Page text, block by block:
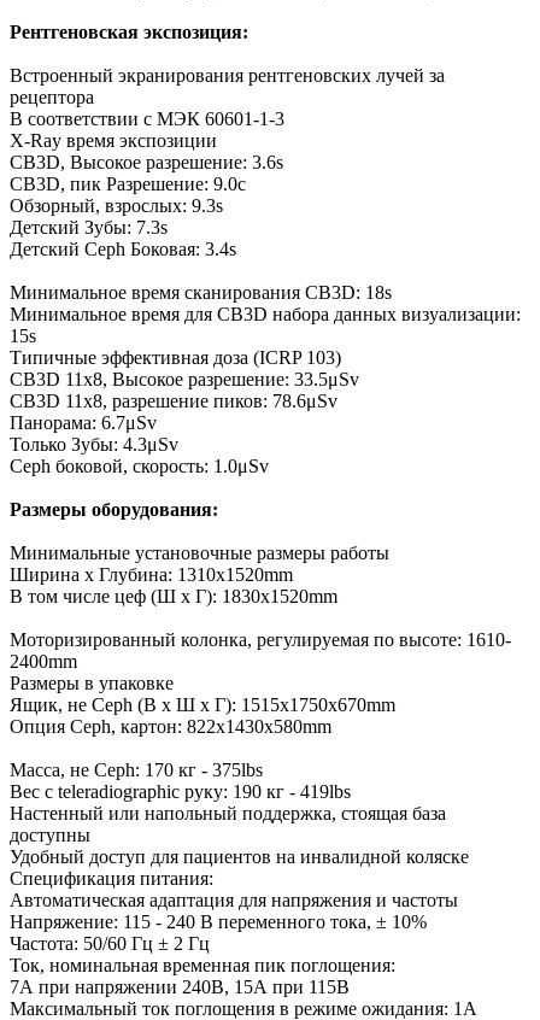
Рентгеновская экспозиция:
Встроенный экранирования рентгеновских лучей за
рецептора
В соответствии с МЭК 60601-1-3
X-Ray время экспозиции
CB3D, Высокое разрешение: 3.6s
CB3D, пик Разрешение: 9.0с
Обзорный, взрослых: 9.3s
Детский Зубы: 7.3s
Детский Ceph Боковая: 3.4s
Минимальное время сканирования CB3D: 18s
Минимальное время для CB3D набора данных визуализации:
15s
Типичные эффективная доза (ICRP 103)
CB3D 11x8, Высокое разрешение: 33.5μSv
CB3D 11x8, разрешение пиков: 78.6μSv
Панорама: 6.7μSv
Только Зубы: 4.3μSv
Ceph боковой, скорость: 1.0μSv
Размеры оборудования:
Минимальные установочные размеры работы
Ширина х Глубина: 1310x1520mm
В том числе цеф (Ш х Г): 1830x1520mm
Моторизированный колонка, регулируемая по высоте: 1610-
2400mm
Размеры в упаковке
Ящик, не Ceph (В х Ш х Г): 1515x1750x670mm
Опция Ceph, картон: 822x1430x580mm
Масса, не Ceph: 170 кг - 375lbs
Вес с teleradiographic руку: 190 кг - 419lbs
Настенный или напольный поддержка, стоящая база
доступны
Удобный доступ для пациентов на инвалидной коляске
Спецификация питания:
Автоматическая адаптация для напряжения и частоты
Напряжение: 115 - 240 В переменного тока, ± 10%
Частота: 50/60 Гц ± 2 Гц
Ток, номинальная временная пик поглощения:
7А при напряжении 240В, 15А при 115В
Максимальный ток поглощения в режиме ожидания: 1A